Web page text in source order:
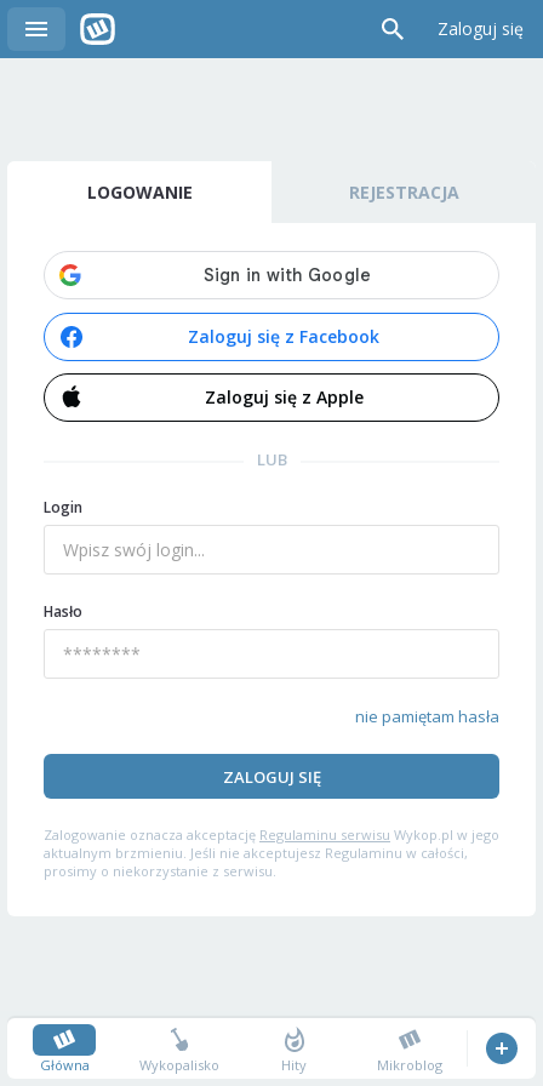
Zaloguj się
LOGOWANIE REJESTRACJA
Zaloguj się z Facebook
Zaloguj się z Apple
LUB
Login
Hasło
nie pamiętam hasła
ZALOGUJ SIĘ
Zalogowanie oznacza akceptację Regulaminu serwisu Wykop.pl w jego
aktualnym brzmieniu. Jeśli nie akceptujesz Regulaminu w całości,
prosimy o niekorzystanie z serwisu.
Główna Wykopalisko Hity Mikroblog